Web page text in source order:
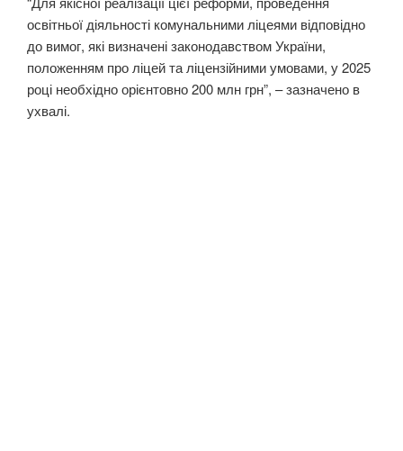
освітньої діяльності комунальними ліцеями відповідно
до вимог, які визначені законодавством України,
положенням про ліцей та ліцензійними умовами, у 2025
році необхідно орієнтовно 200 млн грн”, – зазначено в
ухвалі.